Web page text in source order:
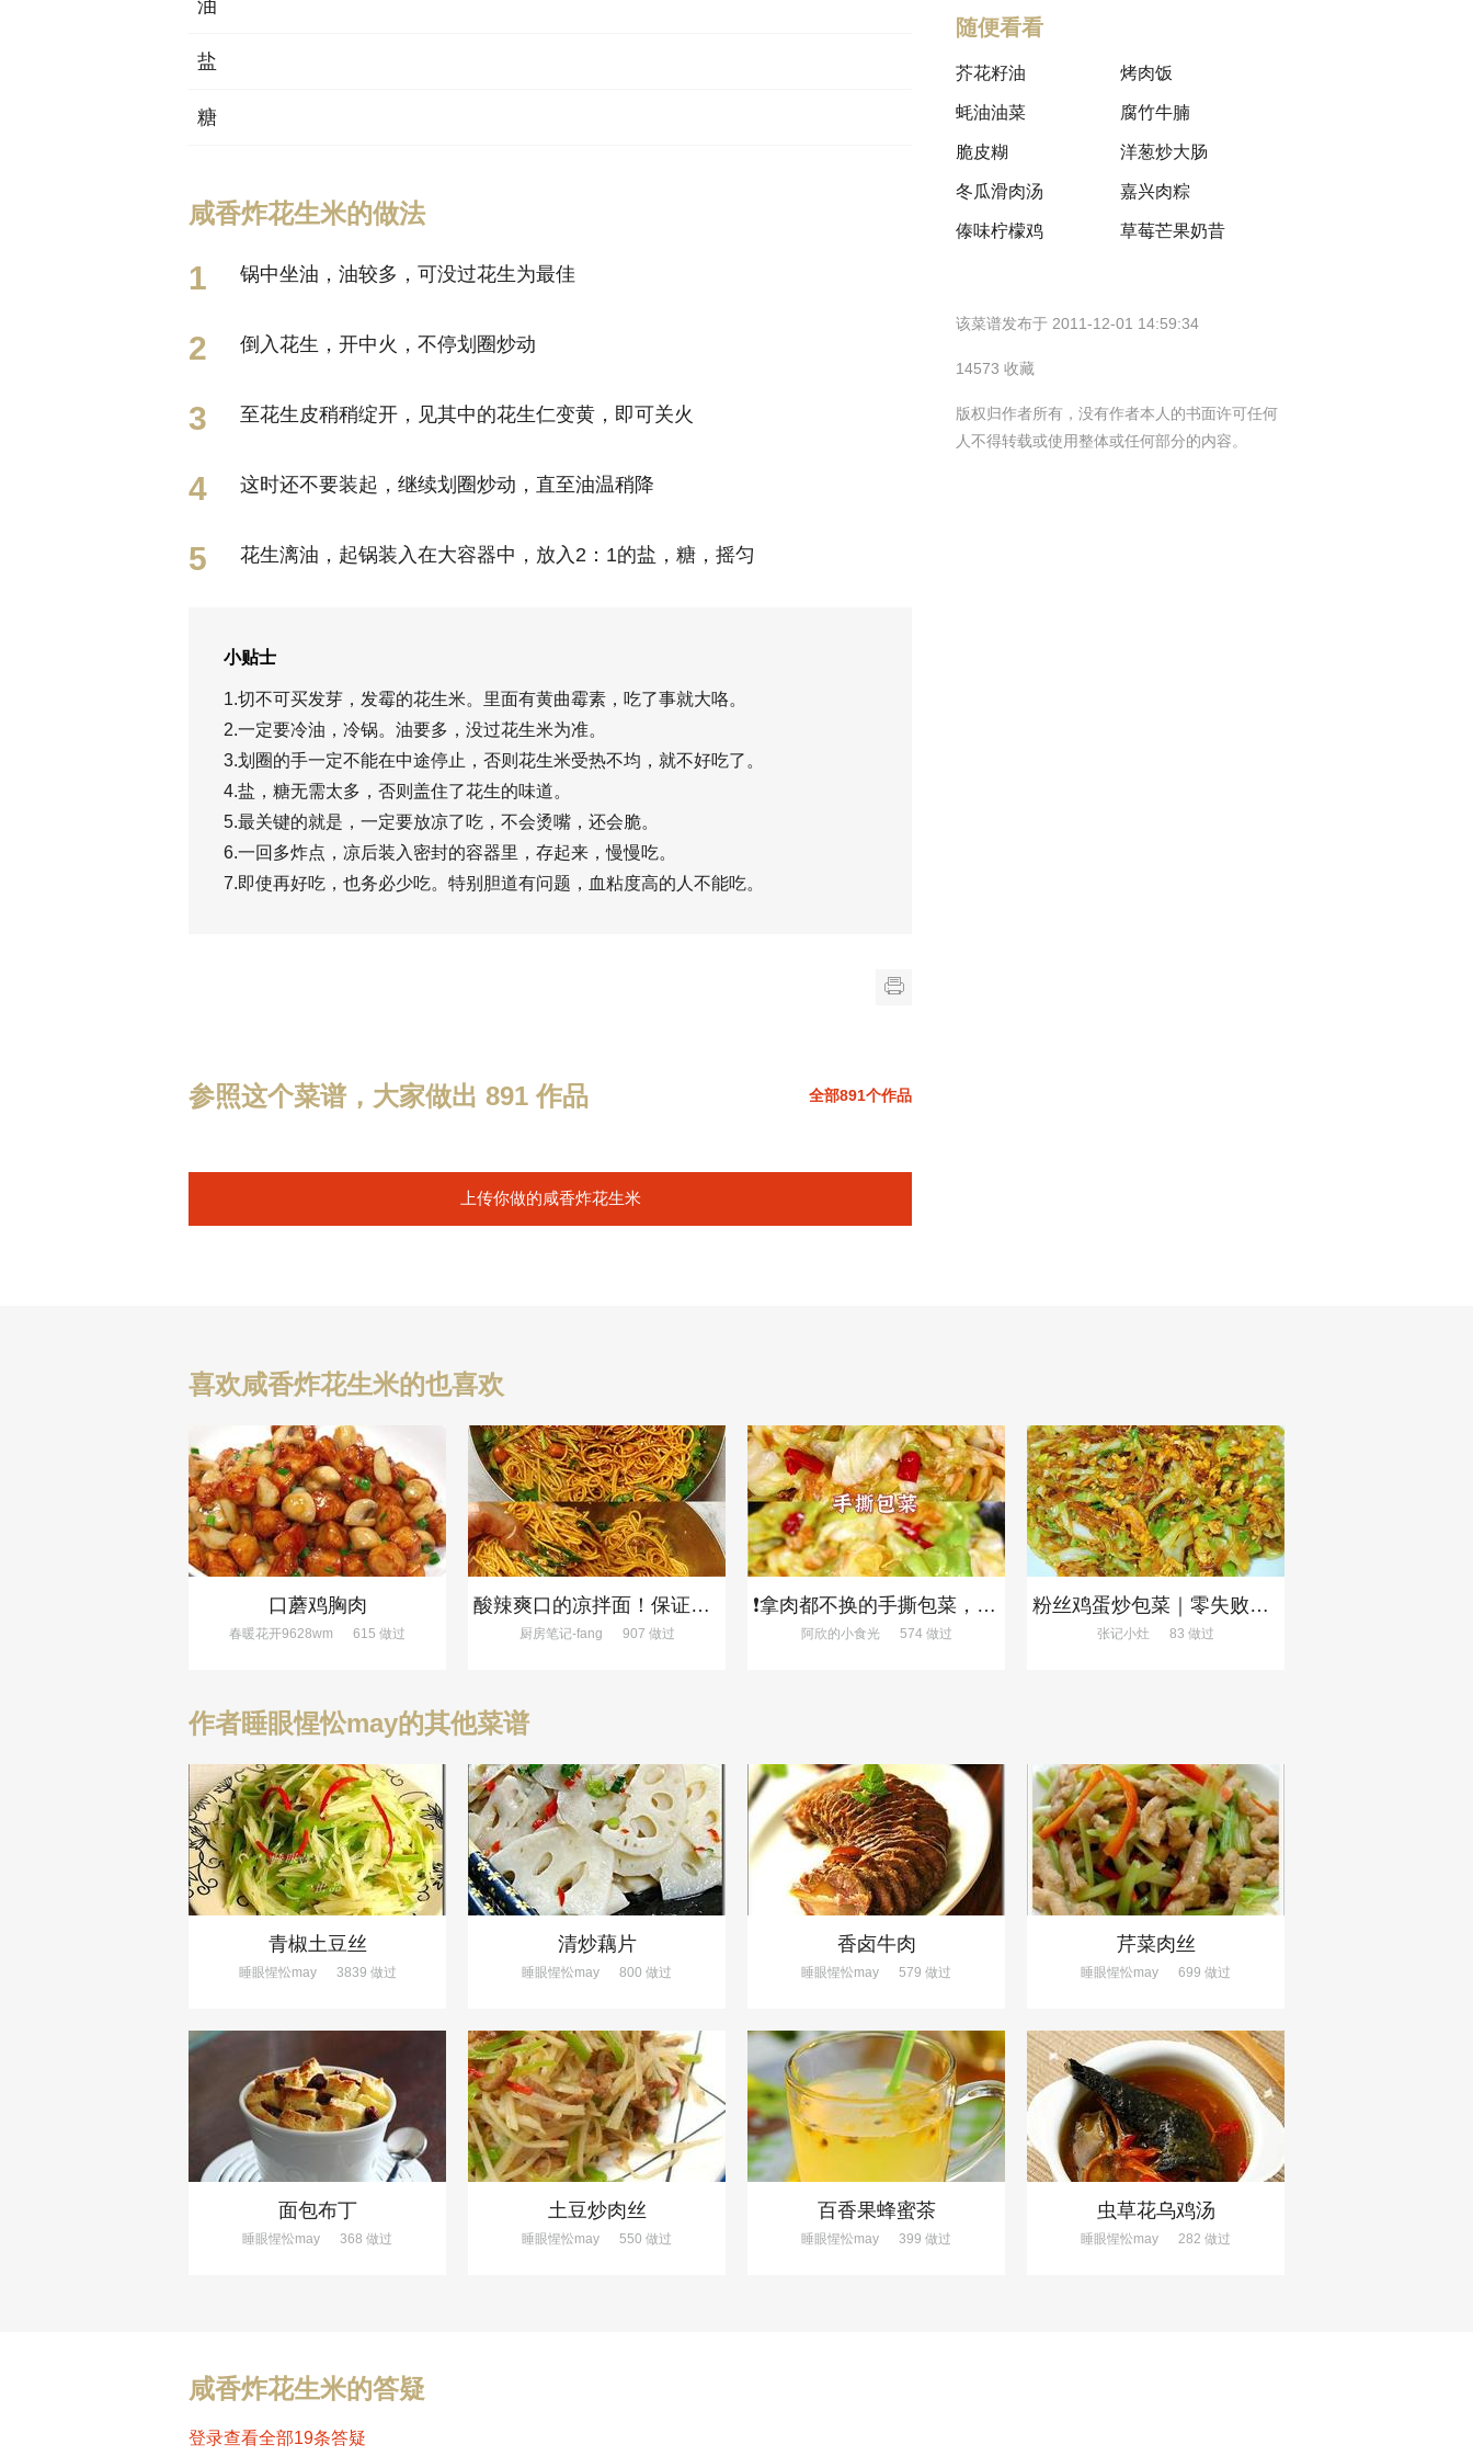
油
盐
糖
咸香炸花生米的做法
锅中坐油，油较多，可没过花生为最佳
倒入花生，开中火，不停划圈炒动
至花生皮稍稍绽开，见其中的花生仁变黄，即可关火
这时还不要装起，继续划圈炒动，直至油温稍降
花生漓油，起锅装入在大容器中，放入2：1的盐，糖，摇匀
小贴士
1.切不可买发芽，发霉的花生米。里面有黄曲霉素，吃了事就大咯。
2.一定要冷油，冷锅。油要多，没过花生米为准。
3.划圈的手一定不能在中途停止，否则花生米受热不均，就不好吃了。
4.盐，糖无需太多，否则盖住了花生的味道。
5.最关键的就是，一定要放凉了吃，不会烫嘴，还会脆。
6.一回多炸点，凉后装入密封的容器里，存起来，慢慢吃。
7.即使再好吃，也务必少吃。特别胆道有问题，血粘度高的人不能吃。
参照这个菜谱，大家做出 891 作品 全部891个作品
上传你做的咸香炸花生米
随便看看
芥花籽油
蚝油油菜
脆皮糊
冬瓜滑肉汤
傣味柠檬鸡
烤肉饭
腐竹牛腩
洋葱炒大肠
嘉兴肉粽
草莓芒果奶昔
该菜谱发布于 2011-12-01 14:59:34
14573 收藏
版权归作者所有，没有作者本人的书面许可任何
人不得转载或使用整体或任何部分的内容。
喜欢咸香炸花生米的也喜欢
口蘑鸡胸肉
春暖花开9628wm 615 做过
酸辣爽口的凉拌面！保证吃一次就上瘾
厨房笔记-fang 907 做过
❗拿肉都不换的手撕包菜，5分钟快手家常菜🔥
阿欣的小食光574 做过
粉丝鸡蛋炒包菜｜零失败、巨下饭
张记小灶 83 做过
作者睡眼惺忪may的其他菜谱
青椒土豆丝
睡眼惺忪may3839 做过
清炒藕片
睡眼惺忪may 800 做过
香卤牛肉
睡眼惺忪may 579 做过
芹菜肉丝
睡眼惺忪may 699 做过
面包布丁
睡眼惺忪may 368 做过
土豆炒肉丝
睡眼惺忪may 550 做过
百香果蜂蜜茶
睡眼惺忪may 399 做过
虫草花乌鸡汤
睡眼惺忪may 282 做过
咸香炸花生米的答疑
登录查看全部19条答疑